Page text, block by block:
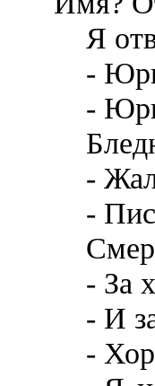
Я
-
-
-
-
- За
- И за
-